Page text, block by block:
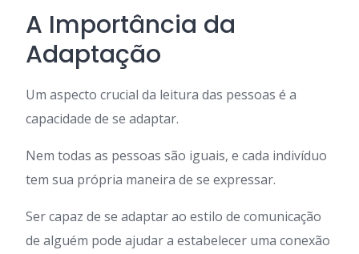
A Importância da
Adaptação
Um aspecto crucial da leitura das pessoas é a
capacidade de se adaptar.
Nem todas as pessoas são iguais, e cada indivíduo
tem sua própria maneira de se expressar.
Ser capaz de se adaptar ao estilo de comunicação
de alguém pode ajudar a estabelecer uma conexão